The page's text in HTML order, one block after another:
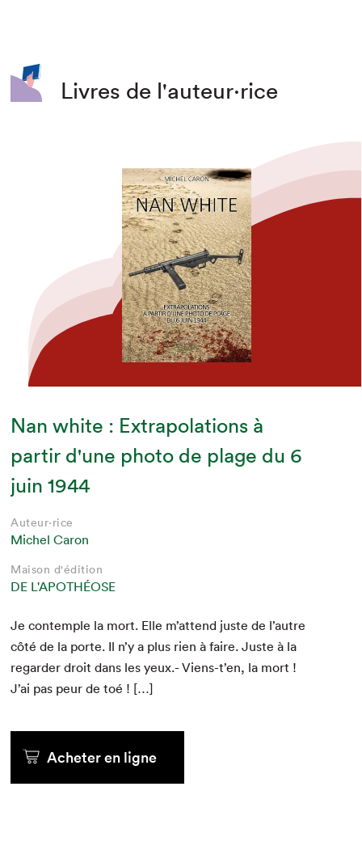
Livres de l'auteur·rice
Nan white : Extrapolations à
partir d'une photo de plage du 6
juin 1944
Auteur·rice
Michel Caron
Maison d'édition
DE L'APOTHÉOSE
Je con­tem­ple la mort. Elle m’at­tend juste de l’autre
côté de la porte. Il n’y a plus rien à faire. Juste à la
regarder droit dans les yeux.- Viens-t’en, la mort !
J’ai pas peur de toé ! […]
Acheter en ligne